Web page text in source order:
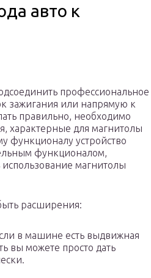
авто к
профессиональное
зажигания или напрямую к
правильно, необходимо
характерные для магнитолы
функционалу устройство
функционалом,
магнитолы
расширения:
в машине есть выдвижная
вы можете просто дать